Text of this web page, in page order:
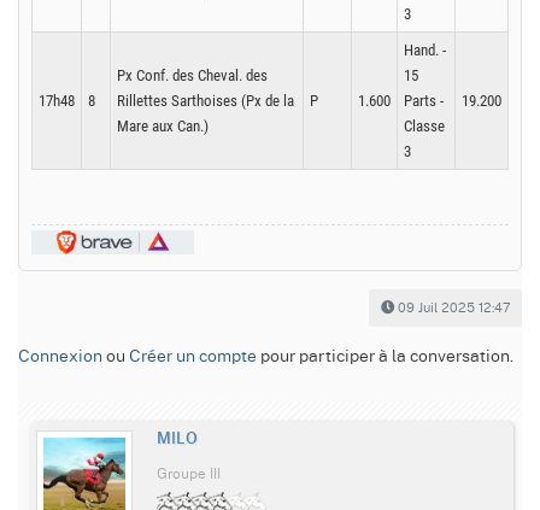
3
17h48 8
Px Conf. des Cheval. des
Rillettes Sarthoises (Px de la
Mare aux Can.)
P 1.600
Hand. -
15
Parts -
Classe
3
19.200
09 Juil 2025 12:47
Connexion ou Créer un compte pour participer à la conversation.
MILO
Groupe III